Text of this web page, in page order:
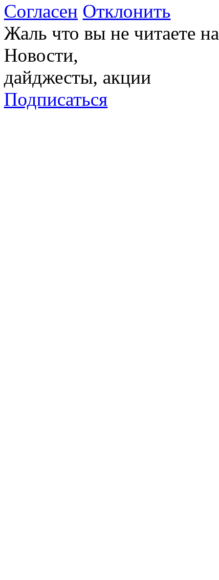
Согласен Отклонить
Жаль что вы не читаете
Новости,
дайджесты, акции
Подписаться